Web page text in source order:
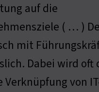
auf die
( … )
mit
Dabei wird oft
Verknüpfung von